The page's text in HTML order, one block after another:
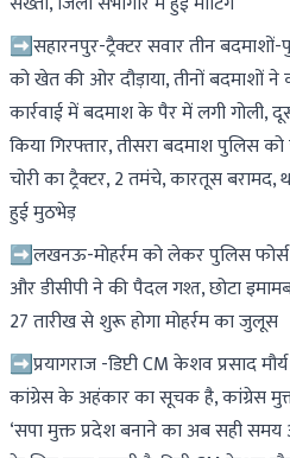
➡सहारनपुर-ट्रैक्टर सवार तीन
को खेत की ओर दौड़ाया, तीनों बदमाशों
कार्रवाई में बदमाश के पैर में लगी गोली,
किया गिरफ्तार, तीसरा बदमाश
चोरी का ट्रैक्टर, 2 तमंचे, कारतूस बरामद,
हुई मुठभेड़
➡लखनऊ-मोहर्रम को लेकर पुलिस फोर्स
और डीसीपी ने की पैदल गश्त, छोटा
27 तारीख से शुरू होगा मोहर्रम का जुलूस
➡प्रयागराज -डिप्टी CM केशव प्रसाद
कांग्रेस के अहंकार का सूचक है, कांग्रेस
‘सपा मुक्त प्रदेश बनाने का अब सही समय